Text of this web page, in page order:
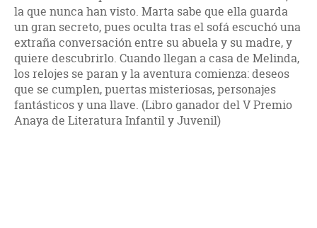
la que nunca han visto. Marta sabe que ella guarda
un gran secreto, pues oculta tras el sofá escuchó una
extraña conversación entre su abuela y su madre, y
quiere descubrirlo. Cuando llegan a casa de Melinda,
los relojes se paran y la aventura comienza: deseos
que se cumplen, puertas misteriosas, personajes
fantásticos y una llave. (Libro ganador del V Premio
Anaya de Literatura Infantil y Juvenil)